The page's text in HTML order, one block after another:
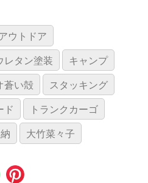
ウトドア
レタン塗装 キャンプ
蒼い殻 スタッキング
ド トランクカーゴ
大竹菜々子